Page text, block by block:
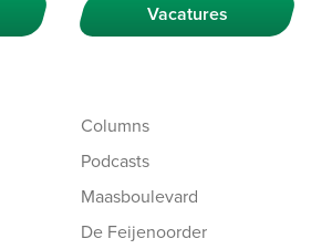
Vacatures
Columns
Podcasts
Maasboulevard
De Feijenoorder